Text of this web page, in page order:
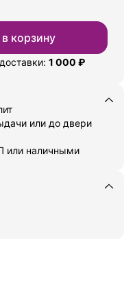
корзину
1 000 ₽
или до двери
или наличными